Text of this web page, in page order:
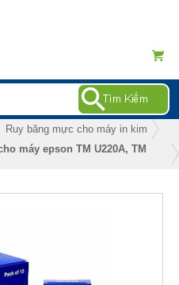
Ruy băng mực cho máy in kim
máy epson TM U220A, TM